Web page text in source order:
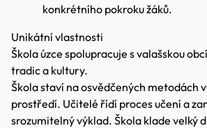
konkrétního pokroku žáků.
Unikátní vlastnosti
Škola úzce spolupracuje s valašskou
tradic a kultury.
Škola staví na osvědčených metodách
prostředí. Učitelé řídí proces učení a
srozumitelný výklad. Škola klade velký